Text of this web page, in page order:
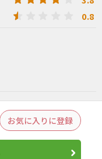
0.8
お気に入りに登録